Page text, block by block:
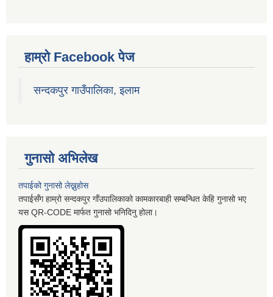
हाम्रो Facebook पेज
सन्दकपुर गाउँपालिका, इलाम
गुनासो अभिलेख
तपाईको गुनासो लेख्नुहोस
तपाईसँग हाम्रो सन्दकपुर गाँउपालिकाको कामकारबाही सम्बन्धित केहि गुनासो भए
यस QR-CODE मार्फत गुनासो भनिदिनु होला।